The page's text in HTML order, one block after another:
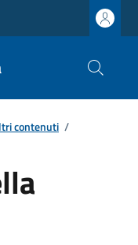
contenuti /